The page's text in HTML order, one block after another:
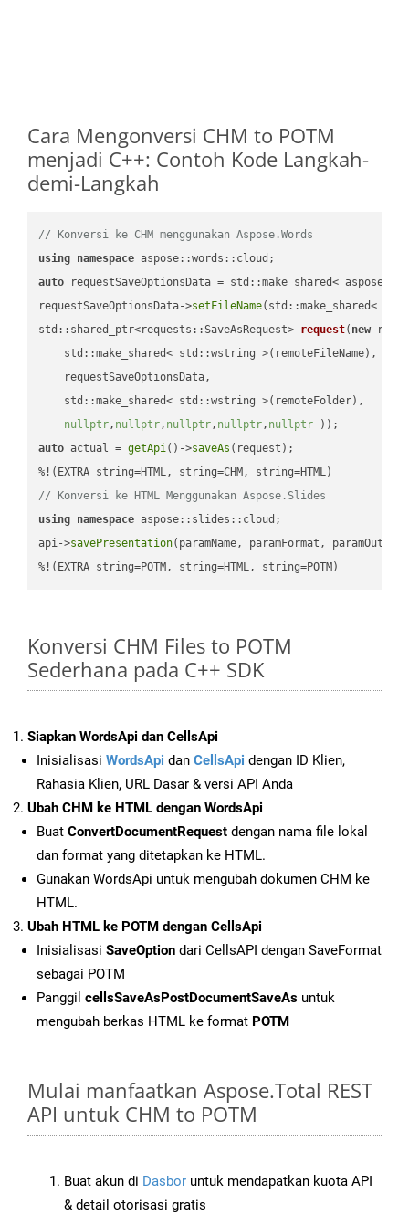
Cara Mengonversi CHM to POTM
menjadi C++: Contoh Kode Langkah-
demi-Langkah
// Konversi ke CHM menggunakan Aspose.Words
using namespace
auto requestSaveOptionsData = std::make_shared<
requestSaveOptionsData->setFileName(std::make_shared<
std::shared_ptr<requests::SaveAsRequest> request( new
    std::make_shared< std::wstring >(remoteFileName),
    requestSaveOptionsData,
    std::make_shared< std::wstring >(remoteFolder),
nullptr, nullptr, nullptr, nullptr, nullptr ))
auto actual = getApi()->saveAs (request);
// Konversi ke HTML Menggunakan Aspose.Slides
using namespace aspose::slides::cloud;
api->savePresentation(paramName, paramFormat,
%!(EXTRA string=POTM, string=HTML, string=POTM)
Konversi CHM Files to POTM
Sederhana pada C++ SDK
Siapkan WordsApi dan CellsApi
Inisialisasi WordsApi dan CellsApi dengan ID Klien,
Rahasia Klien, URL Dasar & versi API Anda
Ubah CHM ke HTML dengan WordsApi
Buat ConvertDocumentRequest dengan nama file lokal
dan format yang ditetapkan ke HTML.
Gunakan WordsApi untuk mengubah dokumen CHM ke
HTML.
Ubah HTML ke POTM dengan CellsApi
Inisialisasi SaveOption dari CellsAPI dengan SaveFormat
sebagai POTM
Panggil cellsSaveAsPostDocumentSaveAs untuk
mengubah berkas HTML ke format POTM
Mulai manfaatkan Aspose.Total REST
API untuk CHM to POTM
Buat akun di Dasbor untuk mendapatkan kuota API
& detail otorisasi gratis